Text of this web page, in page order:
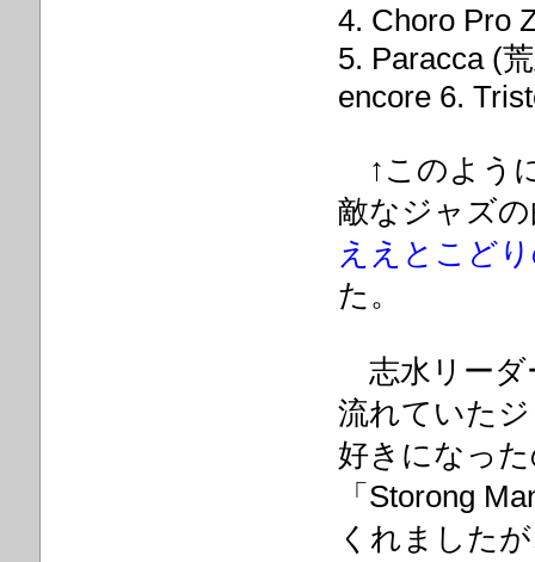
4. Choro Pro
5. Paracca (
encore 6.
↑このよう
敵なジャズ
ええとこど
た。
志水リーダ
流れていた
好きになっ
「Storong
くれました